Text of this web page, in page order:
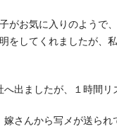
がお気に入りのようで
をしてくれましたが、
出ましたが、１時間リ
さんから写メが送られ